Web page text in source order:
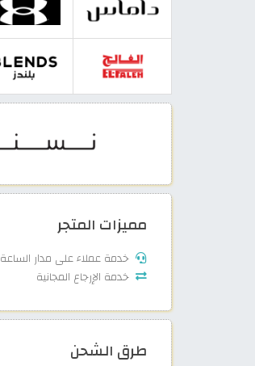
مميزات المتجر
خدمة عملاء على مدار الساعة
خدمة الإرجاع المجانية
طرق الشحن